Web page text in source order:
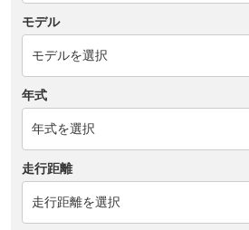
モデル
年式
走行距離